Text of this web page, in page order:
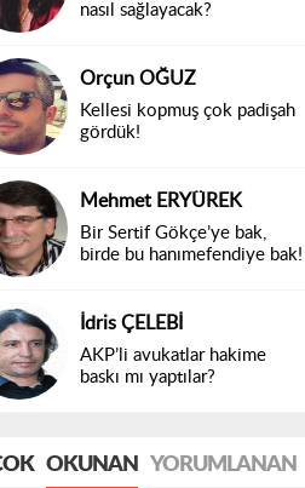
nasıl sağlayacak?
Orçun OĞUZ
Kellesi kopmuş çok padişah
gördük!
Mehmet ERYÜREK
Bir Sertif Gökçe’ye bak,
birde bu hanımefendiye bak!
İdris ÇELEBİ
AKP’li avukatlar hakime
baskı mı yaptılar?
OKUNAN YORUMLANAN